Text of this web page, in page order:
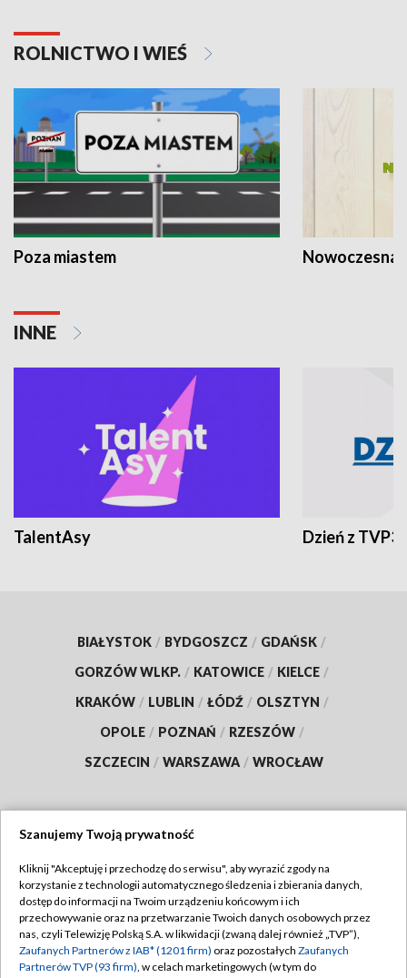
ROLNICTWO I WIEŚ
Poza miastem Nowoczesna
INNE
TalentAsy Dzień z TVP3
BIAŁYSTOK / BYDGOSZCZ / GDAŃSK /
GORZÓW WLKP. / KATOWICE / KIELCE /
KRAKÓW / LUBLIN / ŁÓDŹ / OLSZTYN /
OPOLE / POZNAŃ / RZESZÓW /
SZCZECIN / WARSZAWA / WROCŁAW
TVP
Abonament TVP
Emisja w TVP
Regulamin TVP
Polityka prywatności
Szanujemy Twoją prywatność
Kliknij "Akceptuję i przechodzę do serwisu", aby wyrazić zgody na
korzystanie z technologii automatycznego śledzenia i zbierania danych,
dostęp do informacji na Twoim urządzeniu końcowym i ich
przechowywanie oraz na przetwarzanie Twoich danych osobowych przez
nas, czyli Telewizję Polską S.A. w likwidacji (zwaną dalej również „TVP”),
Zaufanych Partnerów z IAB* (1201 firm) oraz pozostałych Zaufanych
Partnerów TVP (93 firm), w celach marketingowych (w tym do